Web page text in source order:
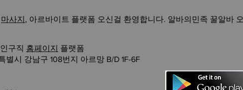
마사지 , 아르바이트 플랫폼 오신걸 환영합니다. 알바의민족 꿀알바
구직 홈페이지
플랫폼
별시 강남구 108번지 아르망 B/D 1F-6F